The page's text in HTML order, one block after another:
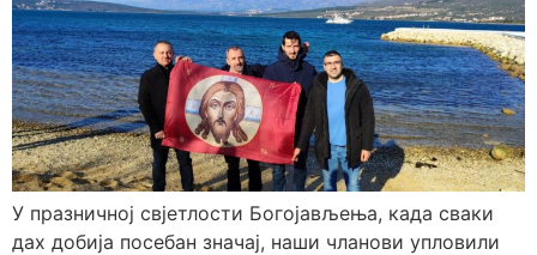
У празничној свјетлости Богојављења, када сваки
дах добија посебан значај, наши чланови упловили